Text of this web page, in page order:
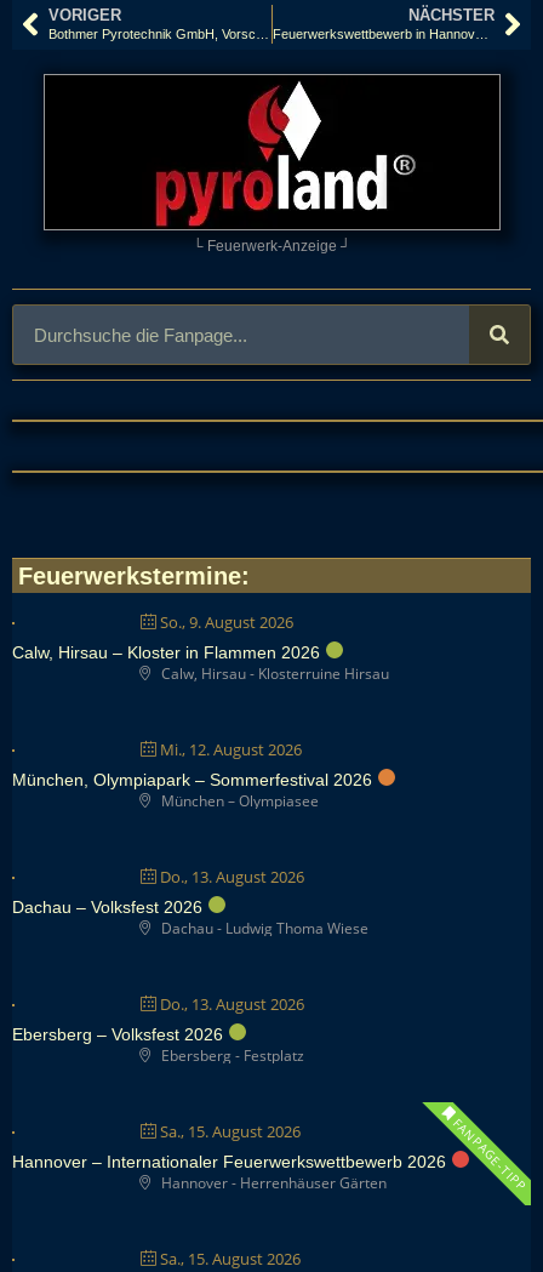
VORIGER NÄCHSTER
Feuerwerkswettbewerb in Hannover 2013: Frankreich, Intermède
└ Feuerwerk-Anzeige ┘
Feuerwerkstermine:
So., 9. August 2026
Calw, Hirsau – Kloster in Flammen 2026
Calw, Hirsau - Klosterruine Hirsau
Mi., 12. August 2026
München, Olympiapark – Sommerfestival 2026
München – Olympiasee
Do., 13. August 2026
Dachau – Volksfest 2026
Dachau - Ludwig Thoma Wiese
Do., 13. August 2026
Ebersberg – Volksfest 2026
Ebersberg - Festplatz
Sa., 15. August 2026 FANPAGE-TIPP
Hannover – Internationaler Feuerwerkswettbewerb 2026
Hannover - Herrenhäuser Gärten
Sa., 15. August 2026